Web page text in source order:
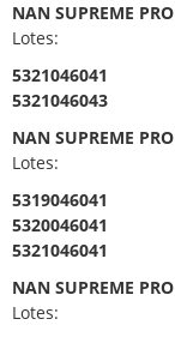
NAN SUPREME
Lotes:
5321046041
5321046043
NAN SUPREME
Lotes:
5319046041
5320046041
5321046041
NAN SUPREME
Lotes: